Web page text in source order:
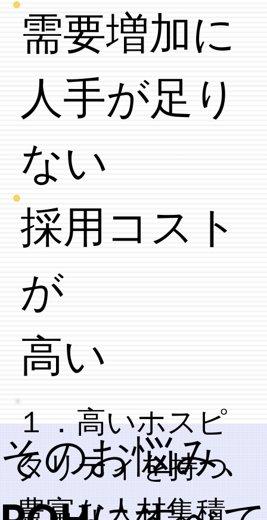
需要増加に
​人手が足り
ない
採用コスト
が
​高い
​１．高いホスピ
タリティを持つ
豊富な人材集積
​そのお悩み、